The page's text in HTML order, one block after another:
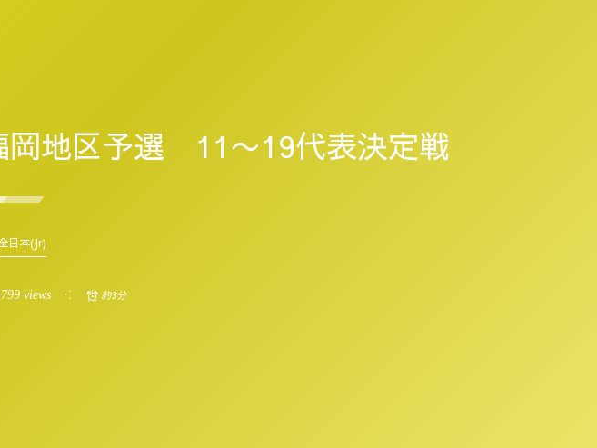
地区予選 11〜19代表決定戦
日本(Jr)
views 約3分